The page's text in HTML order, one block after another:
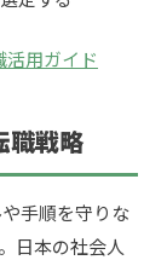
活用ガイド
職戦略
手順を守りな
日本の社会人